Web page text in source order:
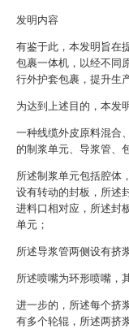
发明内容
有鉴于此，本发明旨在
包裹一体机，以经不同
行外护套包裹，提升生
为达到上述目的，本发
一种线缆外皮原料混合
的制浆单元、导浆管、
所述制浆单元包括腔体
设有转动的封板，所述
进料口相对应，所述封
单元；
所述导浆管两侧设有挤
所述喷嘴为环形喷嘴，
进一步的，所述每个挤
有多个轮辊，所述两挤